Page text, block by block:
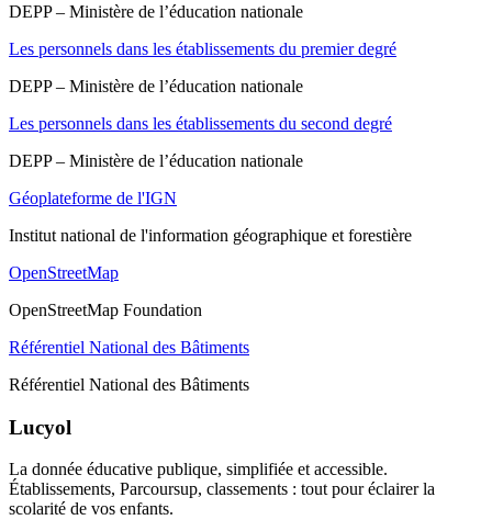
DEPP – Ministère de l’éducation nationale
Les personnels dans les établissements du premier degré
DEPP – Ministère de l’éducation nationale
Les personnels dans les établissements du second degré
DEPP – Ministère de l’éducation nationale
Géoplateforme de l'IGN
Institut national de l'information géographique et forestière
OpenStreetMap
OpenStreetMap Foundation
Référentiel National des Bâtiments
Référentiel National des Bâtiments
Lucyol
La donnée éducative publique, simplifiée et accessible.
Établissements, Parcoursup, classements : tout pour éclairer la
scolarité de vos enfants.